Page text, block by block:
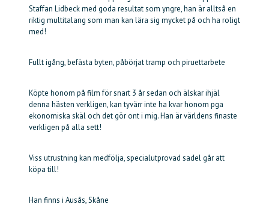
Staffan Lidbeck med goda resultat som yngre, han är alltså en
riktig multitalang som man kan lära sig mycket på och ha roligt
med!
Fullt igång, befästa byten, påbörjat tramp och piruettarbete
Köpte honom på film för snart 3 år sedan och älskar ihjäl
denna hästen verkligen, kan tyvärr inte ha kvar honom pga
ekonomiska skäl och det gör ont i mig. Han är världens finaste
verkligen på alla sett!
Viss utrustning kan medfölja, specialutprovad sadel går att
köpa till!
Han finns i Ausås, Skåne